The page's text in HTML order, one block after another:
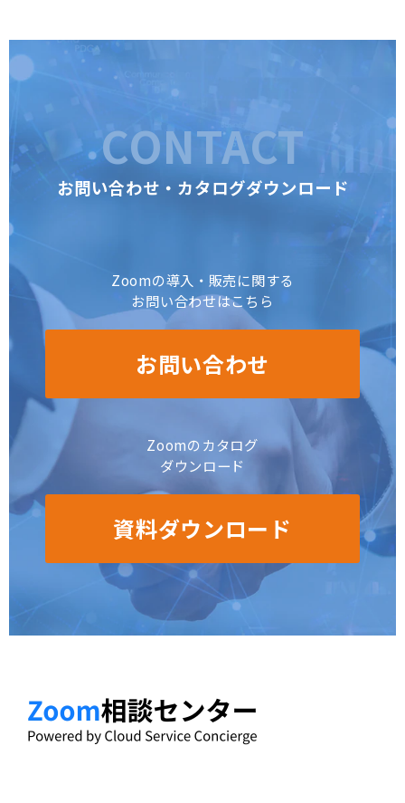
CONTACT
お問い合わせ・カタログダウンロード
Zoomの導入・販売に関する
お問い合わせはこちら
お問い合わせ
Zoomのカタログ
ダウンロード
資料ダウンロード